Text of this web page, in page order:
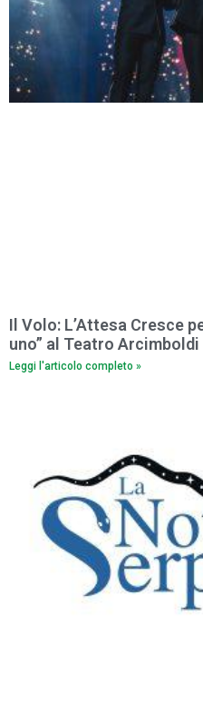
Il Volo: L’Attesa Cresce
uno” al Teatro
Leggi l'articolo completo »